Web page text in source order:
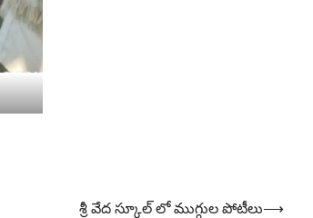
శ్రీ వేద స్కూల్ లో ముగ్గుల పోటీలు⟶